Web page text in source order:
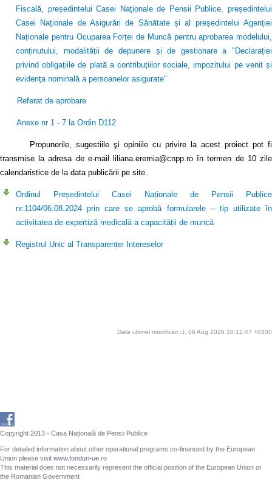
Fiscală, președintelui Casei Naționale de Pensii Publice, președintelui
Casei Naționale de Asigurări de Sănătate și al președintelui Agenției
Naționale pentru Ocuparea Forței de Muncă pentru aprobarea modelului,
conținutului, modalității de depunere și de gestionare a "Declarației
privind obligațiile de plată a contribuțiilor sociale, impozitului pe venit și
evidența nominală a persoanelor asigurate"
Referat de aprobare
Anexe nr 1 - 7 la Ordin D112
Propunerile, sugestiile şi opiniile cu privire la acest proiect pot fi
transmise la adresa de e-mail liliana.eremia@cnpp.ro în termen de 10 zile
calendaristice de la data publicării pe site.
Ordinul Președintelui Casei Naționale de Pensii Publice
nr.1104/06.08.2024 prin care se aprobă formularele – tip utilizate în
activitatea de expertiză medicală a capacității de muncă
Registrul Unic al Transparenței Intereselor
Data ultimei modificari :J, 06 Aug 2026 10:12:47 +0300
Copyright 2013 - Casa Națională de Pensii Publice
For detailed information about other operational programs co-financed by the European
Union please visit www.fonduri-ue.ro
This material does not necessarily represent the official position of the European Union or
the Romanian Government